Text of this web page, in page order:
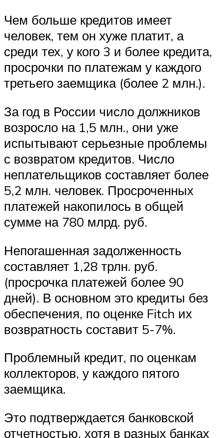
Чем больше кредитов имеет
человек, тем он хуже платит, а
среди тех, у кого 3 и более кредита,
просрочки по платежам у каждого
третьего заемщика (более 2 млн.).
За год в России число должников
возросло на 1,5 млн., они уже
испытывают серьезные проблемы
с возвратом кредитов. Число
неплательщиков составляет более
5,2 млн. человек. Просроченных
платежей накопилось в общей
сумме на 780 млрд. руб.
Непогашенная задолженность
составляет 1,28 трлн. руб.
(просрочка платежей более 90
дней). В основном это кредиты без
обеспечения, по оценке Fitch их
возвратность составит 5-7%.
Проблемный кредит, по оценкам
коллекторов, у каждого пятого
заемщика.
Это подтверждается банковской
отчетностью, хотя в разных банках